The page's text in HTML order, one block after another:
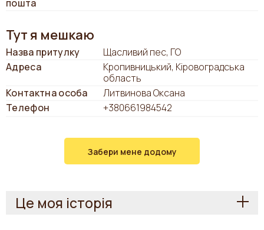
пошта
Тут я мешкаю
Назва притулку
Щасливий пес, ГО
Адреса
Кропивницький, Кіровоградська
область
Контактна особа
Литвинова Оксана
Телефон
+380661984542
Забери мене додому
Це моя історія